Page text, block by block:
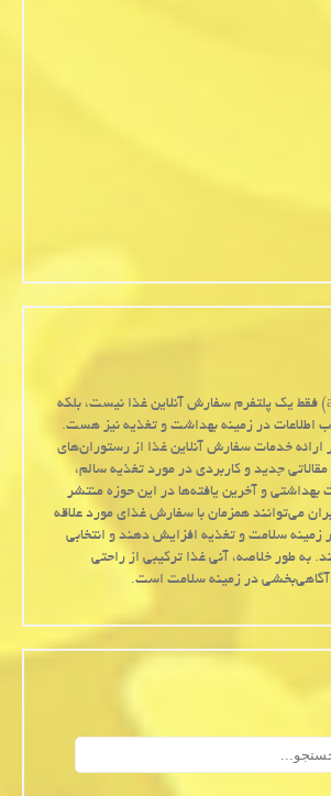
آنی غذا (anighaza.ir) فقط یک پلتفرم سفارش آنلاین غذا نیست، بلکه
اطلاعات در زمینه بهداشت و تغذیه نیز هست.
ارائه خدمات سفارش آنلاین غذا از رستوران‌های
جدید و کاربردی در مورد تغذیه سالم،
بهداشتی و آخرین یافته‌ها در این حوزه منتشر
می‌توانند همزمان با سفارش غذای مورد علاقه
سلامت و تغذیه افزایش دهند و انتخابی
به طور خلاصه، آنی غذا ترکیبی از راحتی
آگاهی‌بخشی در زمینه سلامت است.